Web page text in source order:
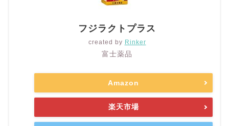
フジラクトプラス
created by Rinker
富士薬品
Amazon
楽天市場